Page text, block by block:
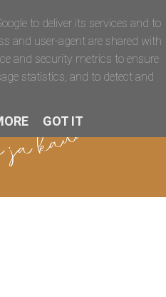
to deliver its services and to
and user-agent are shared with
and security metrics to ensure
statistics, and to detect and
GOT IT